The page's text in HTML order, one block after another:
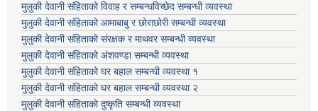
मुलुकी देवानी संहिताको विवाह र सम्बन्धविच्छेद सम्बन्धी व्यवस्था
मुलुकी देवानी संहिताको आमाबाबु र छोराछोरी सम्बन्धी व्यवस्था
मुलुकी देवानी संहिताको संरक्षक र माथवर सम्बन्धी व्यवस्था
मुलुकी देवानी संहिताको अंशवण्डा सम्बन्धी व्यवस्था
मुलुकी देवानी संहिताको घर बहाल सम्बन्धी व्यवस्था १
मुलुकी देवानी संहिताको घर बहाल सम्बन्धी व्यवस्था २
मुलुकी देवानी संहिताको दुष्कृति सम्बन्धी व्यवस्था